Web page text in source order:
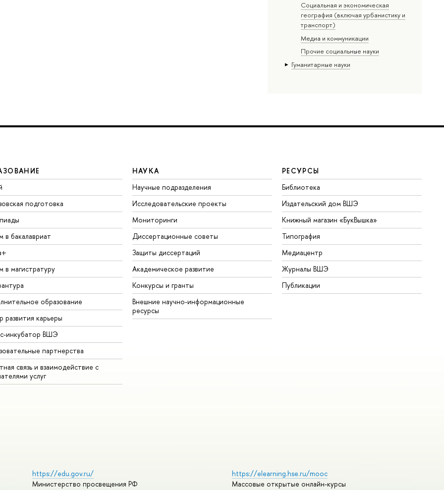
Социальная и экономическая
география (включая урбанистику и
транспорт)
Медиа и коммуникации
Прочие социальные науки
Гуманитарные науки
подготовка
в бакалавриат
в магистратуру
образование
развития карьеры
инкубатор ВШЭ
партнерства
связь и взаимодействие с
услуг
НАУКА
Научные подразделения
Исследовательские проекты
Мониторинги
Диссертационные советы
Защиты диссертаций
Академическое развитие
Конкурсы и гранты
Внешние научно-информационные
ресурсы
РЕСУРСЫ
Библиотека
Издательский дом ВШЭ
Книжный магазин «БукВышка»
Типография
Медиацентр
Журналы ВШЭ
Публикации
https://edu.gov.ru/
Министерство просвещения РФ
https://elearning.hse.ru/mooc
Массовые открытые онлайн-курсы